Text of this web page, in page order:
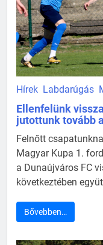
Hírek Labdarúgás
Ellenfelünk
jutottunk tovább
Felnőtt
Magyar Kupa 1.
a Dunaújváros FC
következtében
Bővebben…